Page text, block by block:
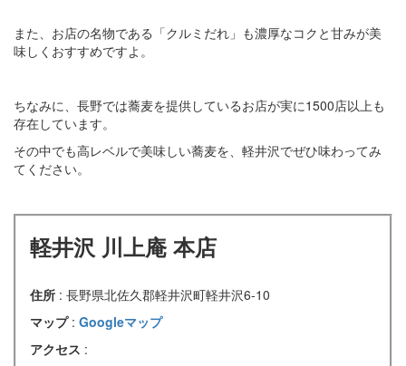
また、お店の名物である「クルミだれ」も濃厚なコクと甘みが美
味しくおすすめですよ。
ちなみに、長野では蕎麦を提供しているお店が実に1500店以上も
存在しています。
その中でも高レベルで美味しい蕎麦を、軽井沢でぜひ味わってみ
てください。
軽井沢 川上庵 本店
住所 : 長野県北佐久郡軽井沢町軽井沢6-10
マップ : Googleマップ
アクセス :